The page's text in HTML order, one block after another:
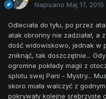
Napisano Maj 17, 2015
Odleciała do tyłu, po przez
atak obronny nie zadziałał, a
dość widowiskowo, jednak w
zniknąć, tak doszczętnie...
ogromne pokłady magii z
splotu swej Pani - Mystry...
skoro miała walczyć z
pokrywały kolejne srebrzyste